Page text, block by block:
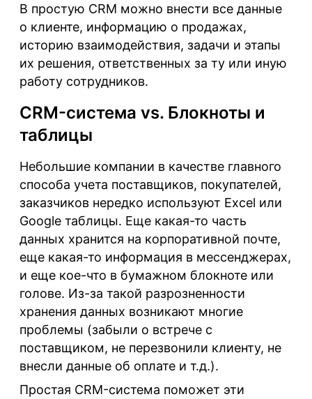
В простую CRM можно внести все данные
о клиенте, информацию о продажах,
историю взаимодействия, задачи и этапы
их решения, ответственных за ту или иную
работу сотрудников.
CRM-система vs. Блокноты и
таблицы
Небольшие компании в качестве главного
способа учета поставщиков, покупателей,
заказчиков нередко используют Excel или
Google таблицы. Еще какая-то часть
данных хранится на корпоративной почте,
еще какая-то информация в мессенджерах,
и еще кое-что в бумажном блокноте или
голове. Из-за такой разрозненности
хранения данных возникают многие
проблемы (забыли о встрече с
поставщиком, не перезвонили клиенту, не
внесли данные об оплате и т.д.).
Простая CRM-система поможет эти